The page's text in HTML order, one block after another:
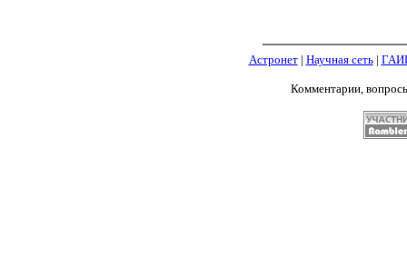
Астронет| Научная сеть|
Комментарии,